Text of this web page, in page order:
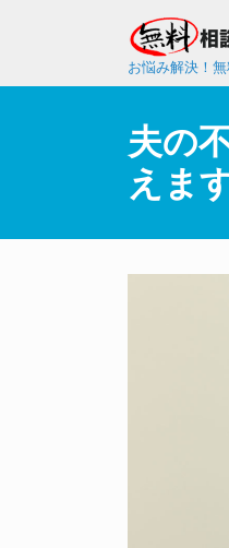
お悩み解決！
夫の
えま